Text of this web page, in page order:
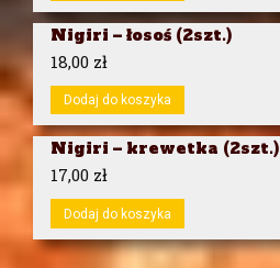
Nigiri – łosoś (2szt.)
18,00 zł
Dodaj do koszyka
Nigiri – krewetka (2szt.)
17,00 zł
Dodaj do koszyka